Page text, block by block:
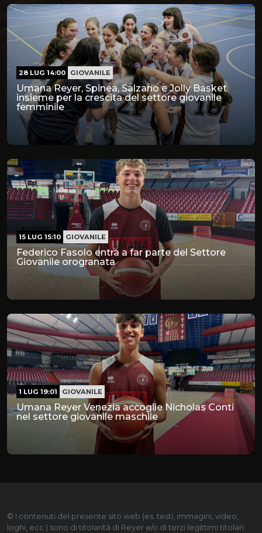
Umana Reyer, Spinea, Salzano e Jolly Basket
insieme per la crescita del settore giovanile
femminile
28 LUG 14:00 GIOVANILE
Federico Fasolo entra a far parte del Settore
Giovanile orogranata
15 LUG 15:10 GIOVANILE
Umana Reyer Venezia accoglie Nicholas Conti
nel settore giovanile maschile
1 LUG 19:01 GIOVANILE
© I contenuti del presente sito web (es. testi, immagini, video,
loghi, ecc.) sono di titolarità di Reyer e/o di terzi legittimi titolari.